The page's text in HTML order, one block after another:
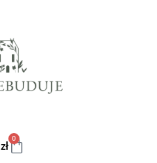
zł
0